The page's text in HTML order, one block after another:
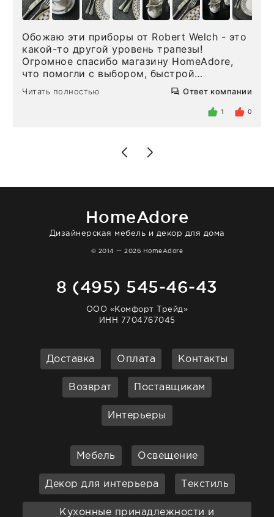
Обожаю эти приборы от Robert Welch - это
какой-то другой уровень трапезы!
Огромное спасибо магазину HomeAdore,
что помогли с выбором, быстрой
доставкой и высоким сервисом. Один раз
была здесь лично, забирала чайные ложки,
внутри очень много антикварной посуды,
Позже заказывала остальные приборы -
доставили сдэком на следующий день к
отвечает очень быстро. Взаимодействием
Читать полностью Ответ компании
1 0
HomeAdore
Дизайнерская мебель и декор для дома
© 2014 — 2026 HomeAdore
8 (495) 545-46-43
ООО «Комфорт Трейд»
ИНН 7704767045
Доставка Оплата Контакты
Возврат Поставщикам
Интерьеры
Мебель Освещение
Декор для интерьера Текстиль
Кухонные принадлежности и